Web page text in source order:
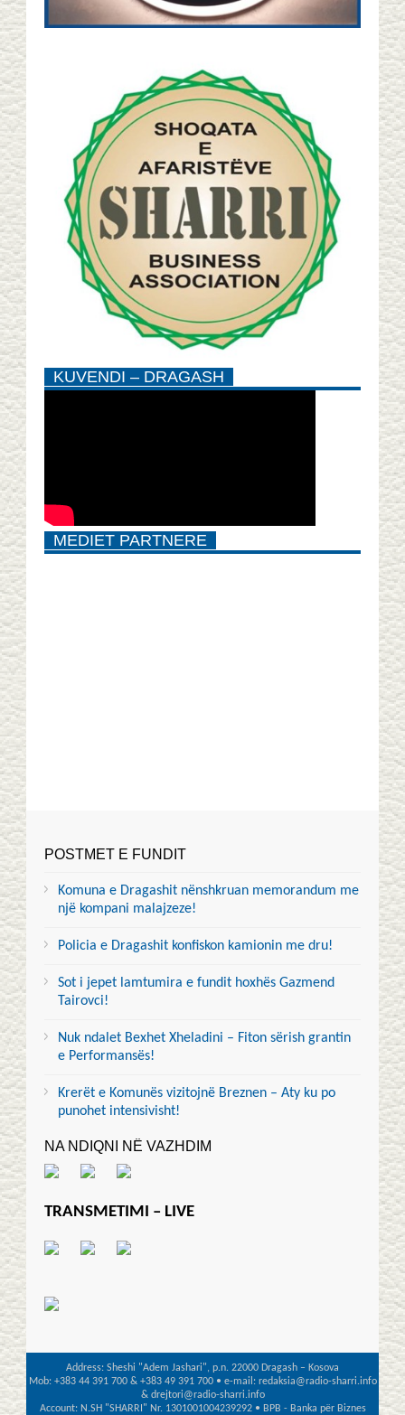
KUVENDI – DRAGASH
MEDIET PARTNERE
POSTMET E FUNDIT
Komuna e Dragashit nënshkruan memorandum me
një kompani malajzeze!
Policia e Dragashit konfiskon kamionin me dru!
Sot i jepet lamtumira e fundit hoxhës Gazmend
Tairovci!
Nuk ndalet Bexhet Xheladini – Fiton sërish grantin
e Performansës!
Krerët e Komunës vizitojnë Breznen – Aty ku po
punohet intensivisht!
NA NDIQNI NË VAZHDIM
TRANSMETIMI – LIVE
Address: Sheshi "Adem Jashari", p.n. 22000 Dragash – Kosova
Mob: +383 44 391 700 & +383 49 391 700 • e-mail: redaksia@radio-sharri.info
& drejtori@radio-sharri.info
Account: N.SH "SHARRI" Nr. 1301001004239292 • BPB - Banka për Biznes